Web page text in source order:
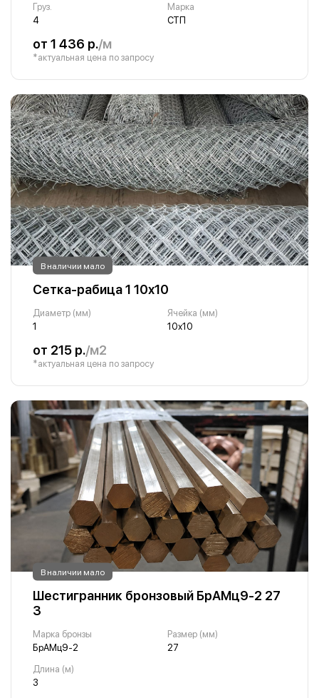
Груз.
4
Марка
СТП
от 1 436 р./м
*актуальная цена по запросу
В наличии мало
Сетка-рабица 1 10х10
Диаметр (мм)
1
Ячейка (мм)
10х10
от 215 р./м2
*актуальная цена по запросу
В наличии мало
Шестигранник бронзовый БрАМц9-2 27
3
Марка бронзы
БрАМц9-2
Размер (мм)
27
Длина (м)
3